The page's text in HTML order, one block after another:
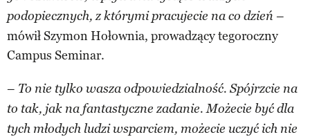
podopiecznych, z którymi pracujecie na co dzień –
mówił Szymon Hołownia, prowadzący tegoroczny
Campus Seminar.
– To nie tylko wasza odpowiedzialność. Spójrzcie na
to tak, jak na fantastyczne zadanie. Możecie być dla
tych młodych ludzi wsparciem, możecie uczyć ich nie